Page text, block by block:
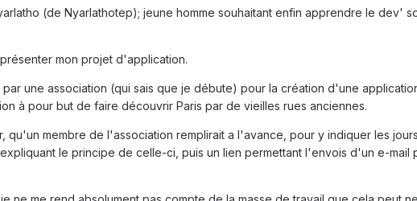
(de Nyarlathotep); jeune homme souhaitant enfin apprendre le dev'
mon projet d'application.
une association (qui sais que je débute) pour la création d'une
à pour but de faire découvrir Paris par de vieilles rues anciennes.
qu'un membre de l'association remplirait a l'avance, pour y indiquer les
le principe de celle-ci, puis un lien permettant l'envois d'un e-mail